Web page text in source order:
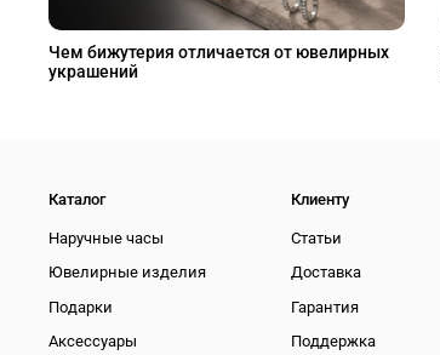
Чем бижутерия отличается от ювелирных
украшений
Каталог
Наручные часы
Ювелирные изделия
Подарки
Аксессуары
Клиенту
Статьи
Доставка
Гарантия
Поддержка